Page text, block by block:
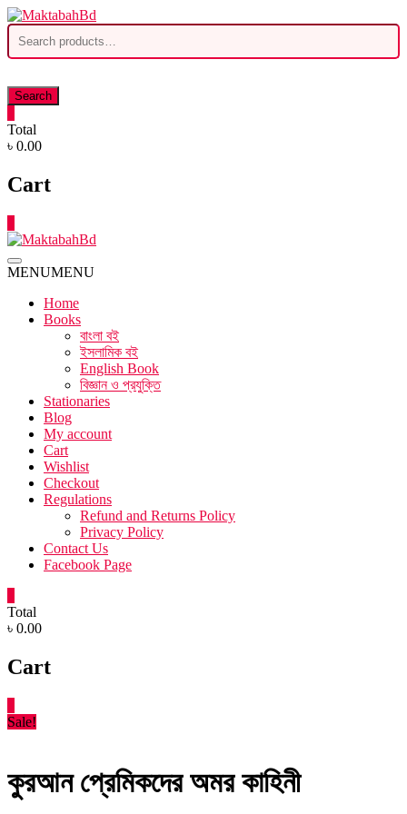
Skip
to
content
Search
for:
Search
Total
৳ 0.00
Cart
MENUMENU
Home
Books
বাংলা বই
ইসলামিক বই
English Book
বিজ্ঞান ও প্রযুক্তি
Stationaries
Blog
My account
Cart
Wishlist
Checkout
Regulations
Refund and Returns Policy
Privacy Policy
Contact Us
Facebook Page
Total
৳ 0.00
Cart
Sale!
কুরআন প্রেমিকদের অমর কাহিনী